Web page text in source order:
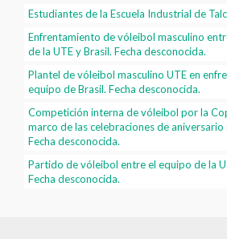
Estudiantes de la Escuela Industrial de
Enfrentamiento de vóleibol masculino
de la UTE y Brasil. Fecha desconocida.
Plantel de vóleibol masculino UTE en
equipo de Brasil. Fecha desconocida.
Competición interna de vóleibol por la
marco de las celebraciones de
Fecha desconocida.
Partido de vóleibol entre el equipo de la
Fecha desconocida.